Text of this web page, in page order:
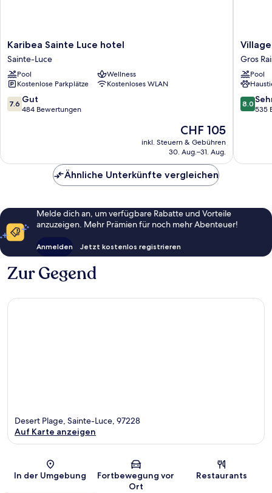
Karibea
Sainte
Luce
hotel
Sainte-
Luce
Karibea Sainte Luce hotel
Sainte-Luce
Pool
Wellness
Kostenlose Parkplätze
Kostenloses WLAN
7.6
von
7.6 Gut
484 Bewertungen
Der
Preis
beträgt
CHF 105
inkl. Steuern & Gebühren
30. Aug.–31. Aug.
Village
St
Luce
Pierre
&
Gros
Gros
Pool
8.0
von
8.0
535
Ähnliche Unterkünfte vergleichen
Melde dich an, um verfügbare Rabatte und Vorteile
anzuzeigen. Mehr Prämien für noch mehr Abenteuer!
Anmelden Jetzt kostenlos registrieren
Zur Gegend
Karte
Desert Plage, Sainte-Luce, 97228
Auf Karte anzeigen
In der Umgebung
Fortbewegung vor
Ort
Restaurants